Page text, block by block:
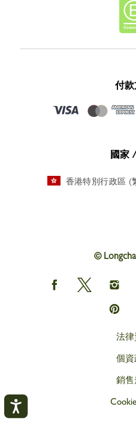
付
國家
香港特別行政區 (
©
Longchamp
on
Longchamp
on
on
on
法
個
銷售